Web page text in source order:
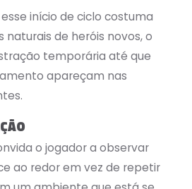
início de ciclo costuma
naturais de heróis novos, o
temporária até que
apareçam nas
o jogador a observar
ao redor em vez de repetir